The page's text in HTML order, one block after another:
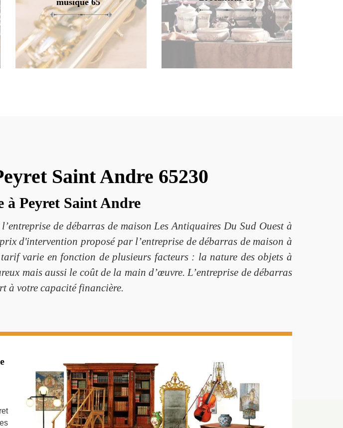
Saint Andre 65230
à Peyret Saint Andre
de débarras de maison Les Antiquaires Du Sud Ouest à
d'intervention proposé par l’entreprise de débarras de maison à
varie en fonction de plusieurs facteurs : la nature des objets à
mais aussi le coût de la main d’œuvre. L’entreprise de débarras
à votre capacité financière.